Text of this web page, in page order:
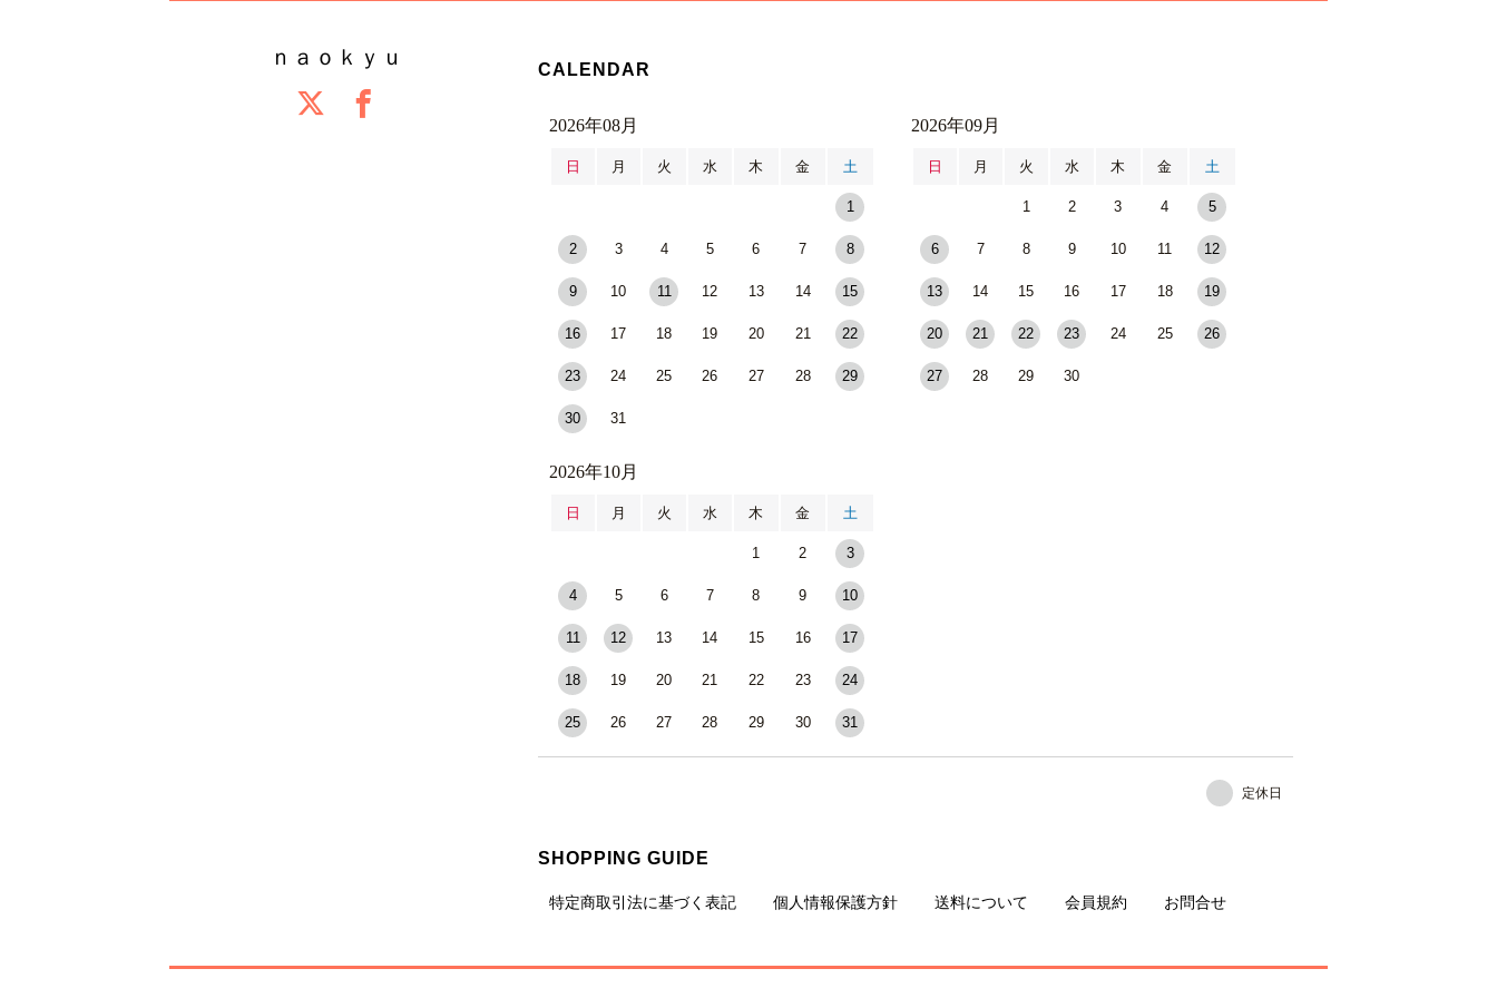
ｎａｏｋｙｕ
CALENDAR
2026年08月
日 月 火 水 木 金 土
1
2 3 4 5 6 7 8
9 10 11 12 13 14 15
16 17 18 19 20 21 22
23 24 25 26 27 28 29
30 31
2026年09月
日 月 火 水 木 金 土
1 2 3 4 5
6 7 8 9 10 11 12
13 14 15 16 17 18 19
20 21 22 23 24 25 26
27 28 29 30
2026年10月
日 月 火 水 木 金 土
1 2 3
4 5 6 7 8 9 10
11 12 13 14 15 16 17
18 19 20 21 22 23 24
25 26 27 28 29 30 31
定休日
SHOPPING GUIDE
特定商取引法に基づく表記 個人情報保護方針 送料について 会員規約 お問合せ